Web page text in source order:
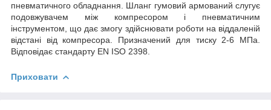
пневматичного обладнання. Шланг гумовий армований слугує
подовжувачем між компресором і пневматичним
інструментом, що дає змогу здійснювати роботи на віддаленій
відстані від компресора. Призначений для тиску 2-6 МПа.
Відповідає стандарту EN ISO 2398.
Приховати